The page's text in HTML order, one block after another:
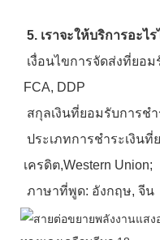
5. เราจะให้บริการอะไ
FCA, DDP
สกุลเงินที่ยอมรับการชำ
เครดิต,Western Union;
ภาษาที่พูด: อังกฤษ, จีน